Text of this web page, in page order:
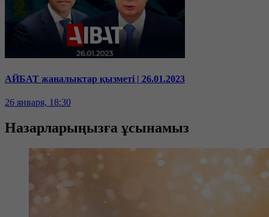
АЙБАТ жаңалықтар қызметі | 26.01.2023
26 января, 18:30
Назарларыңызға ұсынамыз